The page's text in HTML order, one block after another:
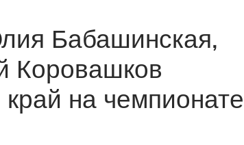
Бабашинская,
Коровашков
на чемпионате